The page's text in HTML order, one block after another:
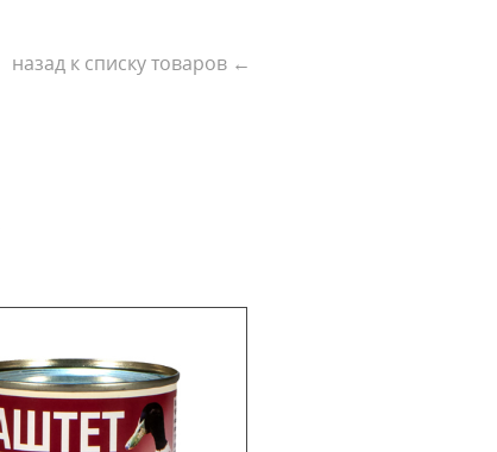
назад к списку товаров ←